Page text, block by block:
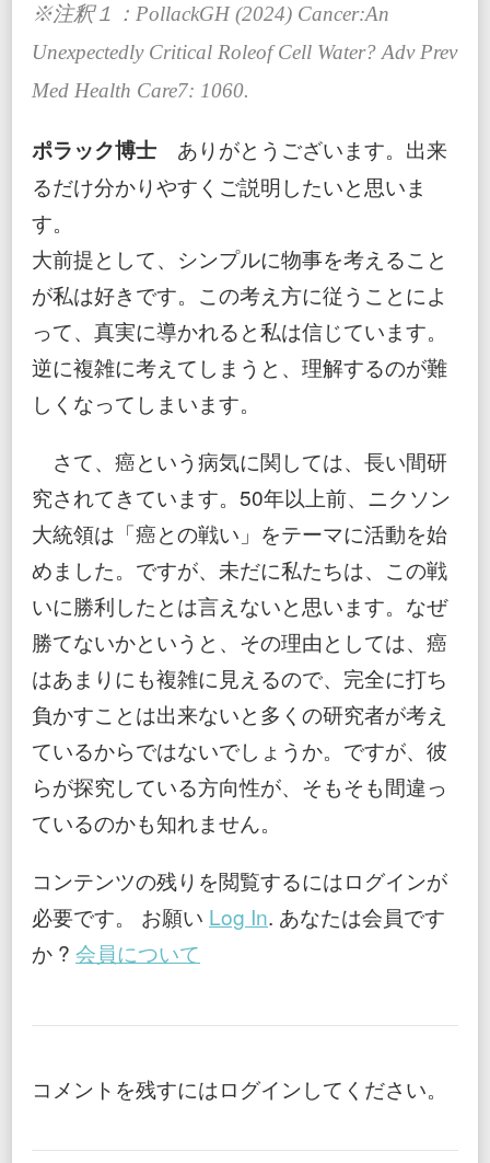
※注釈１：PollackGH (2024) Cancer:An
Unexpectedly Critical Roleof Cell Water? Adv Prev
Med Health Care7: 1060.
ポラック博士 ありがとうございます。出来
るだけ分かりやすくご説明したいと思いま
す。
大前提として、シンプルに物事を考えること
が私は好きです。この考え方に従うことによ
って、真実に導かれると私は信じています。
逆に複雑に考えてしまうと、理解するのが難
しくなってしまいます。
さて、癌という病気に関しては、長い間研
究されてきています。50年以上前、ニクソン
大統領は「癌との戦い」をテーマに活動を始
めました。ですが、未だに私たちは、この戦
いに勝利したとは言えないと思います。なぜ
勝てないかというと、その理由としては、癌
はあまりにも複雑に見えるので、完全に打ち
負かすことは出来ないと多くの研究者が考え
ているからではないでしょうか。ですが、彼
らが探究している方向性が、そもそも間違っ
ているのかも知れません。
コンテンツの残りを閲覧するにはログインが
必要です。 お願い Log In. あなたは会員です
か ? 会員について
コメントを残すにはログインしてください。